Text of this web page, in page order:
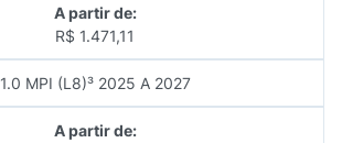
A partir de:
R$ 1.471,11
1.0 MPI (L8)³ 2025 A 2027
A partir de: